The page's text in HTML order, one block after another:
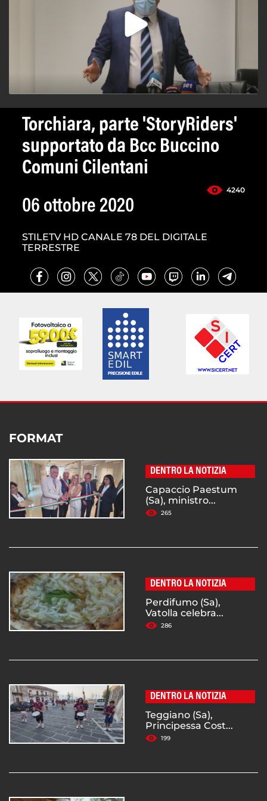
Torchiara, parte 'StoryRiders'
supportato da Bcc Buccino
Comuni Cilentani
4240
06 ottobre 2020
STILETV HD CANALE 78 DEL DIGITALE
TERRESTRE
FORMAT
DENTRO LA NOTIZIA
Capaccio Paestum
(Sa), ministro...
265
DENTRO LA NOTIZIA
Perdifumo (Sa),
Vatolla celebra...
286
DENTRO LA NOTIZIA
Teggiano (Sa),
Principessa Cost...
199